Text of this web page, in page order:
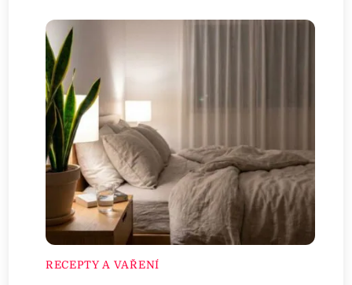
RECEPTY A VAŘENÍ